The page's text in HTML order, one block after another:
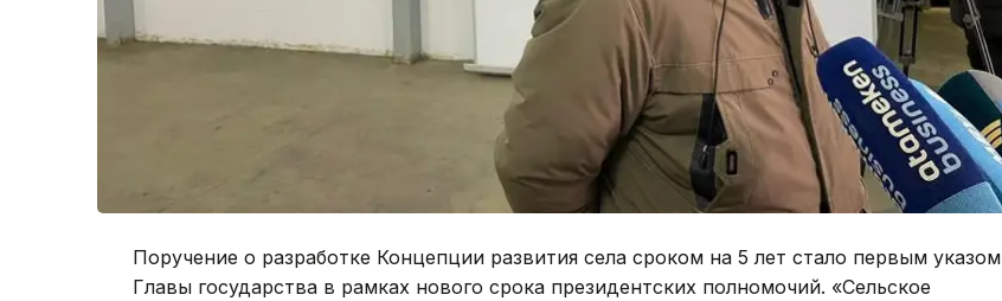
Поручение о разработке Концепции развития села сроком на 5 лет стало первым указом
Главы государства в рамках нового срока президентских полномочий. «Сельское